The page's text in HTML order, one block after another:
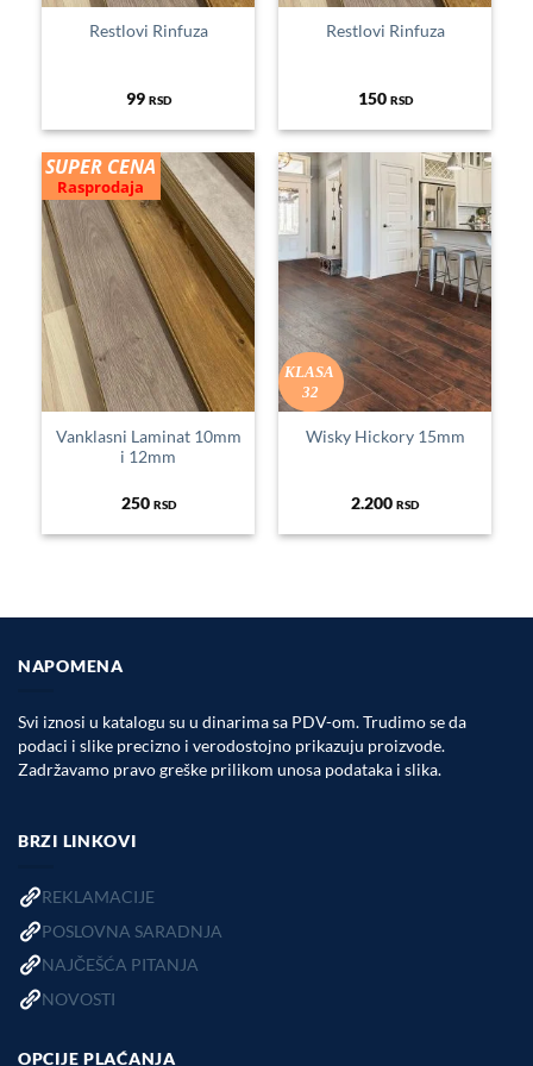
Restlovi Rinfuza
99 RSD
Restlovi Rinfuza
150 RSD
SUPER CENA
Rasprodaja
Vanklasni Laminat 10mm
i 12mm
250 RSD
KLASA
32
Wisky Hickory 15mm
2.200 RSD
NAPOMENA
Svi iznosi u katalogu su u dinarima sa PDV-om. Trudimo se da
podaci i slike precizno i verodostojno prikazuju proizvode.
Zadržavamo pravo greške prilikom unosa podataka i slika.
BRZI LINKOVI
REKLAMACIJE
POSLOVNA SARADNJA
NAJČEŠĆA PITANJA
NOVOSTI
OPCIJE PLAĆANJA